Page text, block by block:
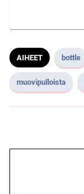
AIHEET bottle
muovipulloista